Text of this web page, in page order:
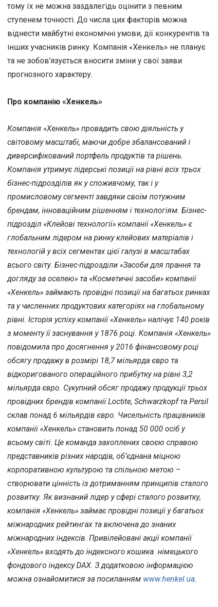
тому їх не можна заздалегідь оцінити з певним
ступенем точності. До числа цих факторів можна
віднести майбутні економічні умови, дії конкурентів та
інших учасників ринку. Компанія «Хенкель» не планує
та не зобов’язується вносити зміни у свої заяви
прогнозного характеру.
Про компанію «Хенкель»
Компанія «Хенкель» провадить свою діяльність у
світовому масштабі, маючи добре збалансований і
диверсифікований портфель продуктів та рішень.
Компанія утримує лідерські позиції на рівні всіх трьох
бізнес-підрозділів як у споживчому, так і у
промисловому сегменті завдяки своїм потужним
брендам, інноваційним рішенням і технологіям. Бізнес-
підрозділ «Клейові технології» компанії «Хенкель» є
глобальним лідером на ринку клейових матеріалів і
технологій у всіх сегментах цієї галузі в масштабах
всього світу. Бізнес-підрозділи «Засоби для прання та
догляду за оселею» та «Косметичні засоби» компанії
«Хенкель» займають провідні позиції на багатьох ринках
та у численних продуктових категоріях на глобальному
рівні. Історія успіху компанії «Хенкель» налічує 140 років
з моменту її заснування у 1876 році. Компанія «Хенкель»
повідомила про досягнення у 2016 фінансовому році
обсягу продажу в розмірі 18,7 мільярда євро та
відкоригованого операційного прибутку на рівні 3,2
мільярда євро. Сукупний обсяг продажу продукції трьох
провідних брендів компанії Loctite, Schwarzkopf та Persil
склав понад 6 мільярдів євро. Чисельність працівників
компанії «Хенкель» становить понад 50 000 осіб у
всьому світі. Це команда захоплених своєю справою
представників різних народів, об’єднана міцною
корпоративною культурою та спільною метою –
створювати цінність із дотриманням принципів сталого
розвитку. Як визнаний лідер у сфері сталого розвитку,
компанія «Хенкель» займає провідні позиції у багатьох
міжнародних рейтингах та включена до знаних
міжнародних індексів. Привілейовані акції компанії
«Хенкель» входять до індексного кошика німецького
фондового індексу DAX. З додатковою інформацією
можна ознайомитися за посиланням www.henkel.ua.